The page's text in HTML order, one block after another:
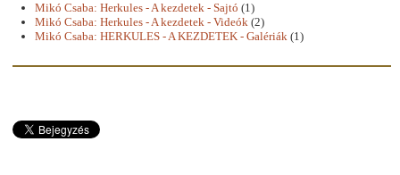
Mikó Csaba: Herkules - A kezdetek - Sajtó (1)
Mikó Csaba: Herkules - A kezdetek - Videók (2)
Mikó Csaba: HERKULES - A KEZDETEK - Galériák (1)